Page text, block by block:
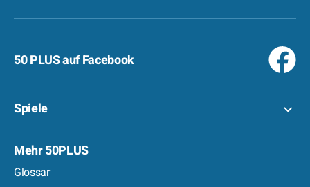
50 PLUS auf Facebook
Spiele
Mehr 50PLUS
Glossar